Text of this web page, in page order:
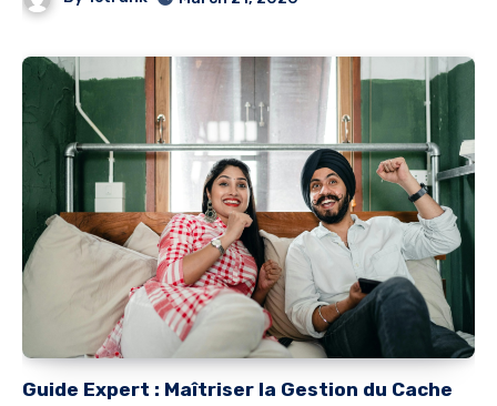
Guide Expert : Maîtriser la Gestion du Cache